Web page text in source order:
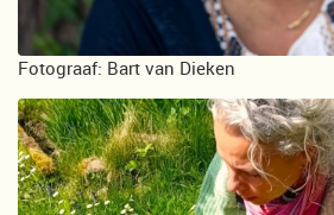
Fotograaf: Bart van Dieken